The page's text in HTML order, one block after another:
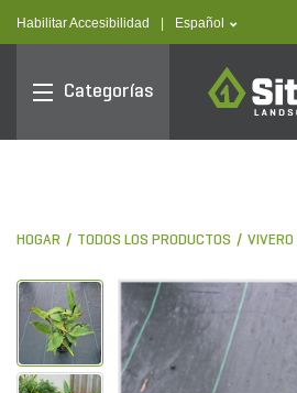
Habilitar Accesibilidad text.language
Español
Categorías
SiteOne
HOGAR TODOS LOS PRODUCTOS VIVERO